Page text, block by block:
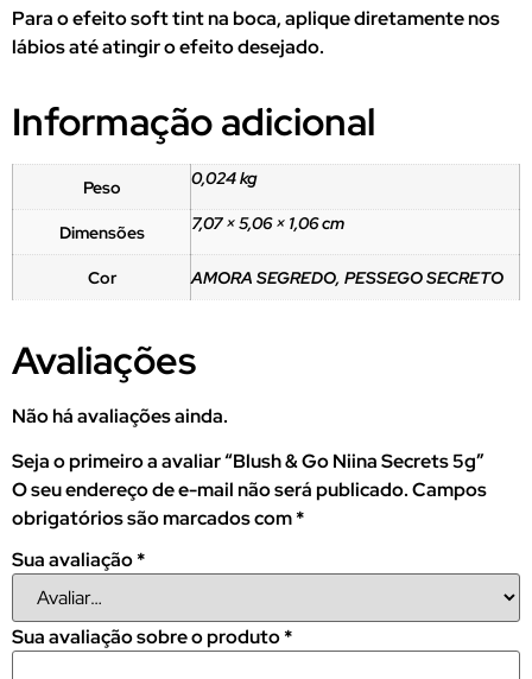
Para o efeito soft tint na boca, aplique diretamente nos
lábios até atingir o efeito desejado.
Informação adicional
Peso 0,024 kg
Dimensões 7,07 × 5,06 × 1,06 cm
Cor AMORA SEGREDO, PESSEGO SECRETO
Avaliações
Não há avaliações ainda.
Seja o primeiro a avaliar “Blush & Go Niina Secrets 5g”
O seu endereço de e-mail não será publicado.Campos
obrigatórios são marcados com*
Sua avaliação*
Sua avaliação sobre o produto*